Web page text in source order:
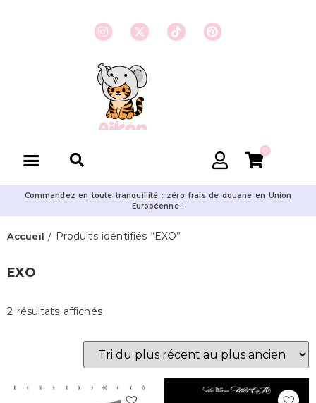
0
Commandez en toute tranquillité : zéro frais de douane en Union
Européenne !
Accueil / Produits identifiés “EXO”
EXO
2 résultats affichés